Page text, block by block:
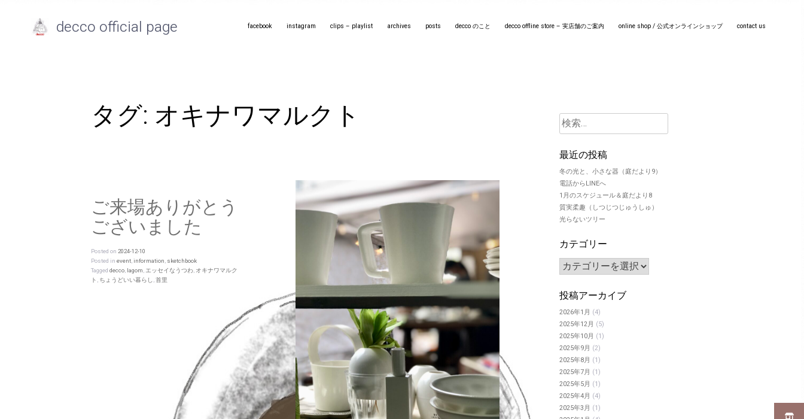
decco official page facebook instagram clips – playlist archives posts decco のこと decco offline store – 実店舗のご案内 online shop / 公式オンラインショップ contact us
タグ: オキナワマルクト
ご来場ありがとう
ございました
Posted on 2024-12-10
Posted in event, information, sketchbook
Tagged decco, lagom,エッセイなうつわ, オキナワマルク
ト , ちょうどいい暮らし,首里
最近の投稿
冬の光と、小さな器（庭だより9）
電話からLINEへ
1月のスケジュール＆庭だより8
質実柔趣（しつじつじゅうしゅ）
光らないツリー
カテゴリー
投稿アーカイブ
2026年1月 (4)
2025年12月 (5)
2025年10月 (1)
2025年9月 (2)
2025年8月 (1)
2025年7月 (1)
2025年5月 (1)
2025年4月 (4)
2025年3月 (1)